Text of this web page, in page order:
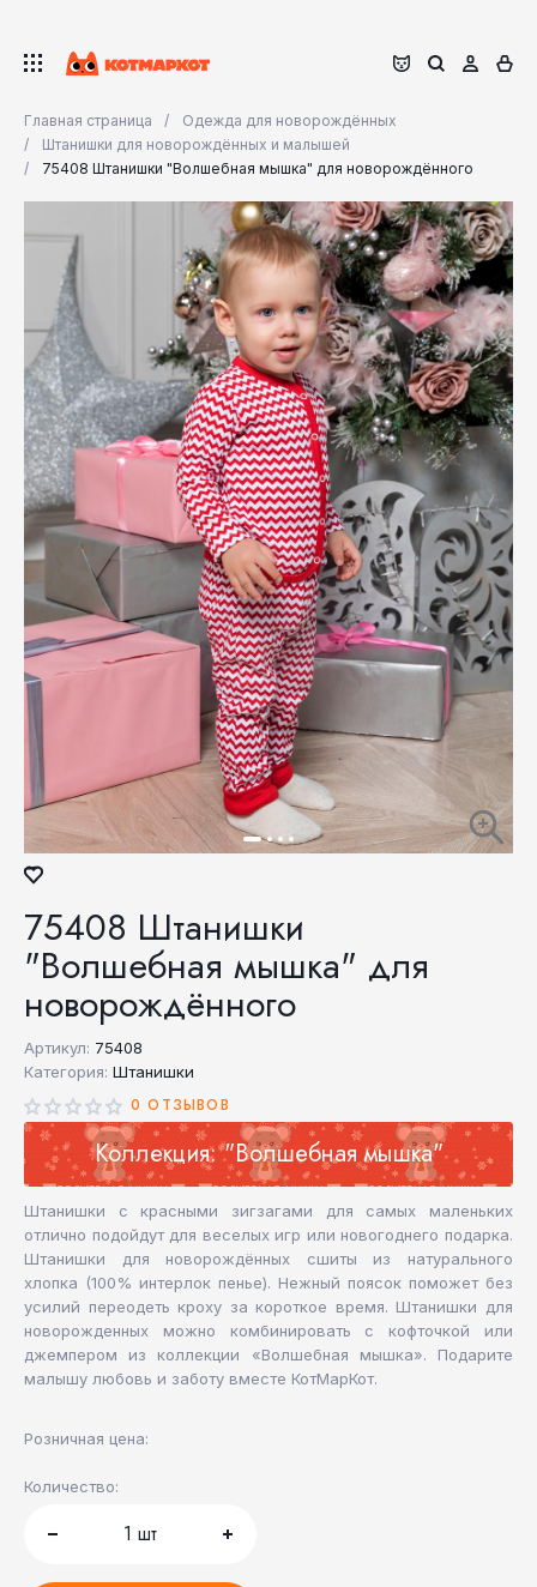
Главная страница
Одежда для новорождённых
Штанишки для новорождённых и малышей
75408 Штанишки "Волшебная мышка" для новорождённого
75408 Штанишки
"Волшебная мышка" для
новорождённого
Артикул: 75408
Категория: Штанишки
0 ОТЗЫВОВ
Коллекция: "Волшебная мышка"
Штанишки с красными зигзагами для самых маленьких
отлично подойдут для веселых игр или новогоднего подарка.
Штанишки для новорождённых сшиты из натурального
хлопка (100% интерлок пенье). Нежный поясок поможет без
усилий переодеть кроху за короткое время. Штанишки для
новорожденных можно комбинировать с кофточкой или
джемпером из коллекции «Волшебная мышка». Подарите
малышу любовь и заботу вместе КотМарКот.
Розничная цена:
Количество:
1 шт